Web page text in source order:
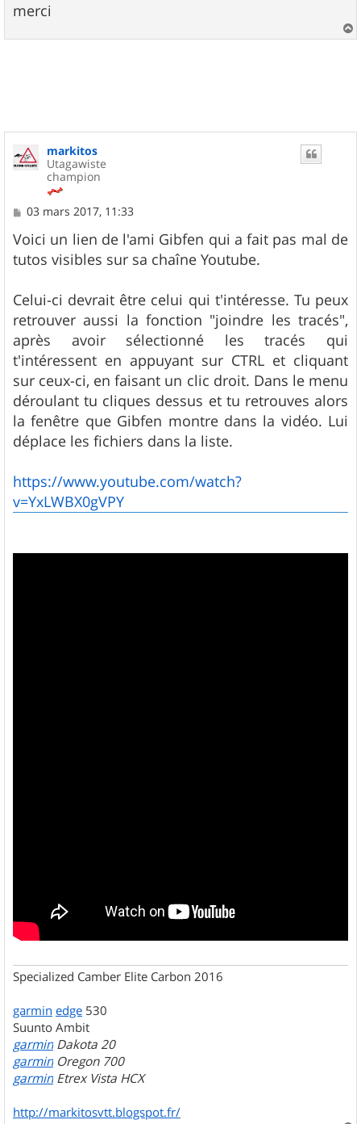
merci
a
markitos
Utagawiste
champion
M
s
s
a
03 mars 2017, 11:33
Voici un lien de l'ami Gibfen qui a fait pas mal de
tutos visibles sur sa chaîne Youtube.
Celui-ci devrait être celui qui t'intéresse. Tu peux
retrouver aussi la fonction "joindre les tracés",
après avoir sélectionné les tracés qui
t'intéressent en appuyant sur CTRL et cliquant
sur ceux-ci, en faisant un clic droit. Dans le menu
déroulant tu cliques dessus et tu retrouves alors
la fenêtre que Gibfen montre dans la vidéo. Lui
déplace les fichiers dans la liste.
https://www.youtube.com/watch?
v=YxLWBX0gVPY
Specialized Camber Elite Carbon 2016
garmin edge 530
Suunto Ambit
garmin Dakota 20
garmin Oregon 700
garmin Etrex Vista HCX
http://markitosvtt.blogspot.fr/